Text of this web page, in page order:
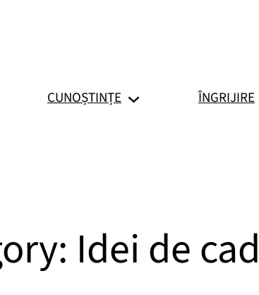
CUNOȘTINȚE ÎNGRIJIRE
Idei de